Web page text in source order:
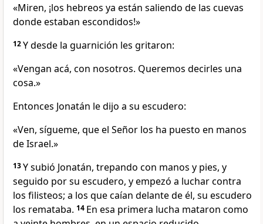
«Miren, ¡los hebreos ya están saliendo de las cuevas
donde estaban escondidos!»
12Y desde la guarnición les gritaron:
«Vengan acá, con nosotros. Queremos decirles una
cosa.»
Entonces Jonatán le dijo a su escudero:
«Ven, sígueme, que el Señor los ha puesto en manos
de Israel.»
13Y subió Jonatán, trepando con manos y pies, y
seguido por su escudero, y empezó a luchar contra
los filisteos; a los que caían delante de él, su escudero
los remataba. 14 En esa primera lucha mataron como